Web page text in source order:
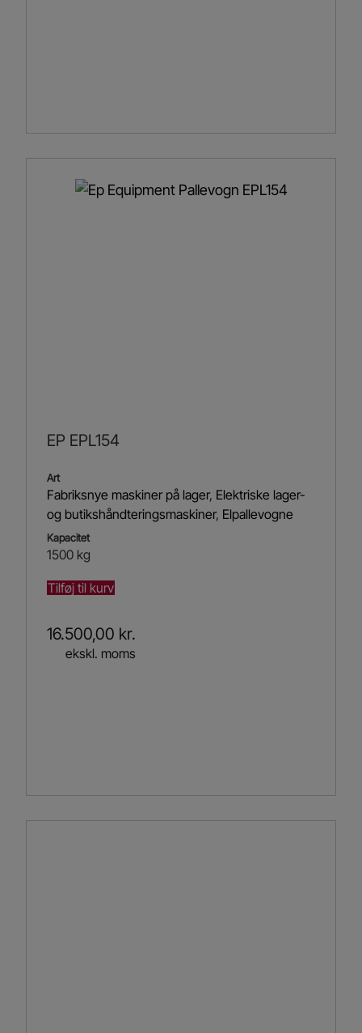
EP EPL154
Art
Fabriksnye maskiner på lager, Elektriske lager-
og butikshåndteringsmaskiner, Elpallevogne
Kapacitet
1500 kg
Tilføj til kurv
16.500,00 kr.
ekskl. moms